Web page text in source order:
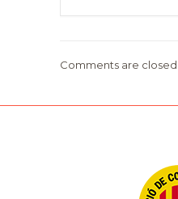
Comments are closed.